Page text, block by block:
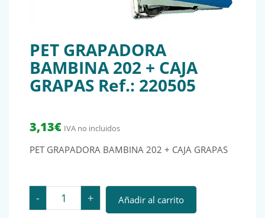
PET GRAPADORA
BAMBINA 202 + CAJA
GRAPAS Ref.: 220505
3,13€ IVA no incluidos
PET GRAPADORA BAMBINA 202 + CAJA GRAPAS
- PET GRAPADORA BAMBINA 202 + CAJA GRAPAS
+ Añadir al carrito